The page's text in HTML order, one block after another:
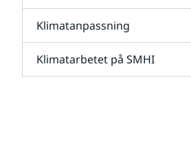
Klimatanpassning
Klimatarbetet på SMHI